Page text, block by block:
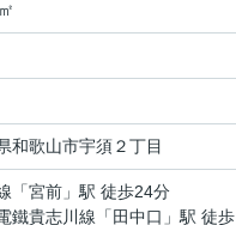
和歌山市宇須２丁目
「宮前 」駅 徒歩24分
鐵貴志川線 「 田中口 」駅 徒歩